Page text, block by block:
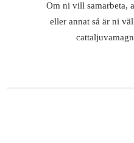
Om ni vill samarbeta,
eller annat så är ni